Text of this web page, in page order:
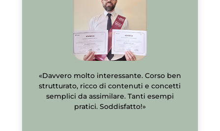
«Davvero molto interessante. Corso ben
strutturato, ricco di contenuti e concetti
semplici da assimilare. Tanti esempi
pratici. Soddisfatto!»